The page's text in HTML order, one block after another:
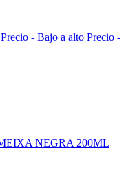
Precio - Bajo a alto Precio -